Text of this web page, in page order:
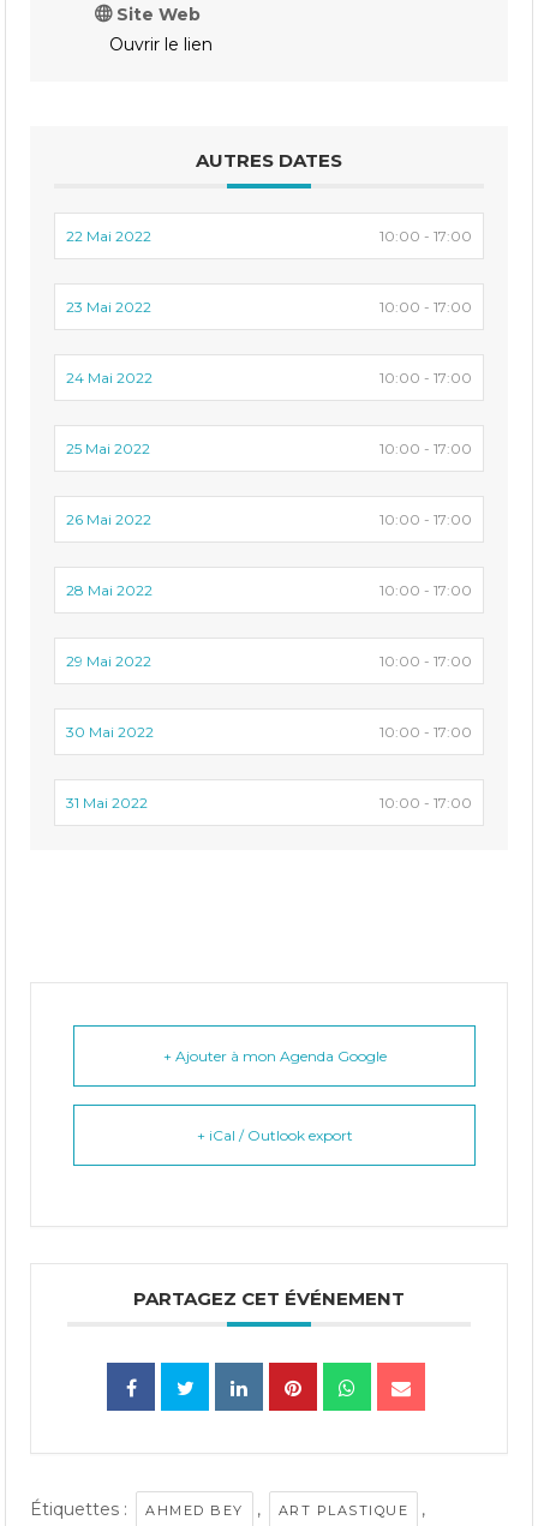
Site Web
Ouvrir le lien
AUTRES DATES
22 Mai 2022 10:00 - 17:00
23 Mai 2022 10:00 - 17:00
24 Mai 2022 10:00 - 17:00
25 Mai 2022 10:00 - 17:00
26 Mai 2022 10:00 - 17:00
28 Mai 2022 10:00 - 17:00
29 Mai 2022 10:00 - 17:00
30 Mai 2022 10:00 - 17:00
31 Mai 2022 10:00 - 17:00
+ Ajouter à mon Agenda Google
+ iCal / Outlook export
PARTAGEZ CET ÉVÉNEMENT
Étiquettes : AHMED BEY , ART PLASTIQUE ,